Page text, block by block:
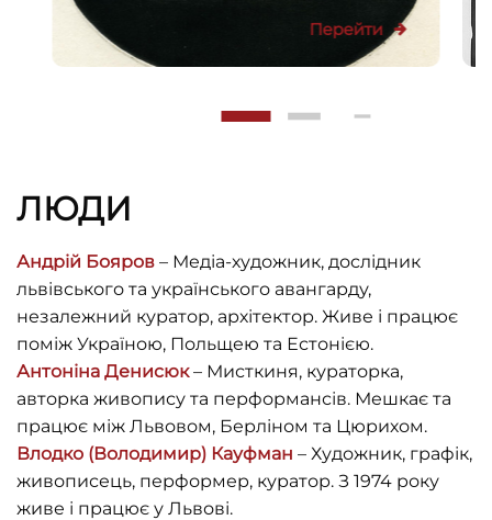
Перейти
ЛЮДИ
Андрій Бояров – Медіа-художник, дослідник
львівського та українського авангарду,
незалежний куратор, архітектор. Живе і працює
поміж Україною, Польщею та Естонією.
Антоніна Денисюк– Мисткиня, кураторка,
авторка живопису та перформансів. Мешкає та
працює між Львовом, Берліном та Цюрихом.
Влодко (Володимир) Кауфман – Художник, графік,
живописець, перформер, куратор. З 1974 року
живе і працює у Львові.